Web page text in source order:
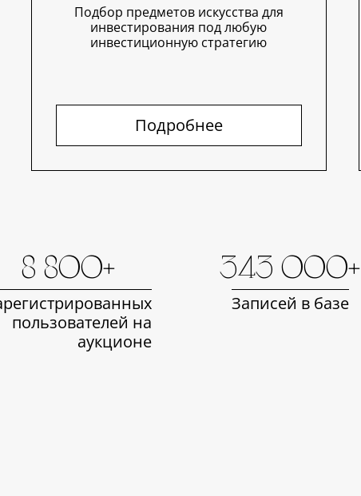
Подбор предметов искусства для
инвестирования под любую
инвестиционную стратегию
Подробнее
8 800+
пользователей на
аукционе
343 000+
Записей в базе